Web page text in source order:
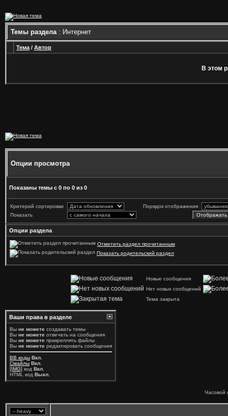
Темы раздела: Интернет
Тема / Автор
В этом
Опции просмотра
Показаны темы с 0 по 0 из 0
Критерий сортировки
Порядок отображения
Показать
Опции раздела
Отметить раздел прочитанным
Показать родительский раздел
Новые сообщения
Нет новых сообщений
Тема закрыта
Ваши права в разделе
Вы не можете создавать темы
Вы не можете отвечать на сообщения
Вы не можете прикреплять файлы
Вы не можете редактировать сообщения
BB коды Вкл.
Смайлы Вкл.
[IMG] код Вкл.
HTML код Выкл.
Часовой